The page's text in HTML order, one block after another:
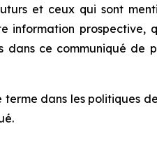
et ceux qui sont
information prospective,
ce communiqué de
dans les politiques